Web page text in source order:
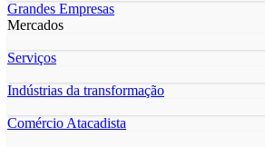
Grandes Empresas
Mercados
Serviços
Indústrias da transformação
Comércio Atacadista